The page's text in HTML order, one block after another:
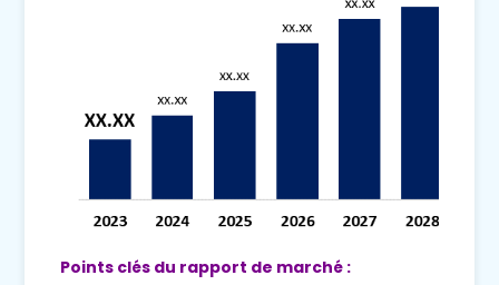
Points clés du rapport de marché :